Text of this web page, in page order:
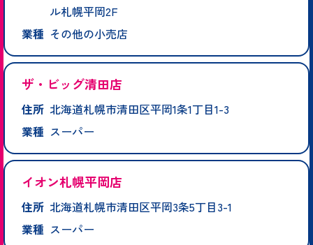
ル札幌平岡2F
業種 その他の小売店
ザ・ビッグ清田店
住所 北海道札幌市清田区平岡1条1丁目1-3
業種 スーパー
イオン札幌平岡店
住所 北海道札幌市清田区平岡3条5丁目3-1
業種 スーパー